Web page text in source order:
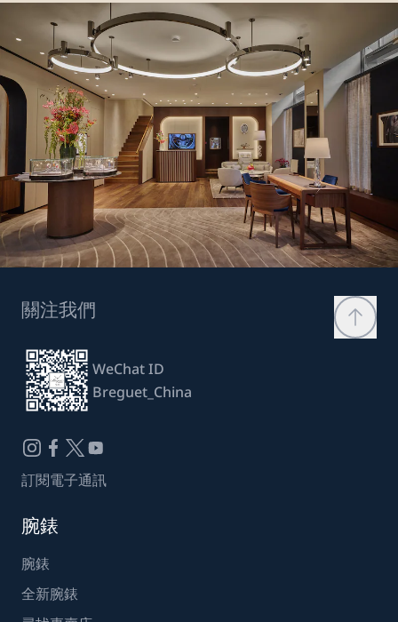
關注我們
WeChat ID
Breguet_China
訂閱電子通訊
腕錶
腕錶
全新腕錶